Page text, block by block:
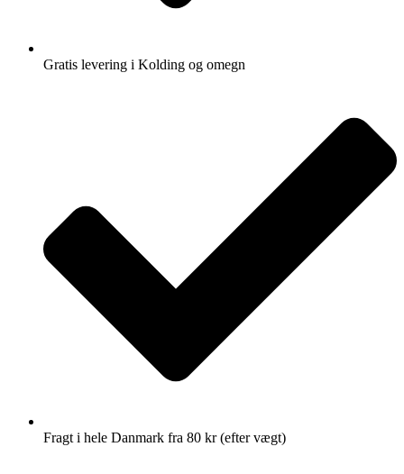
Gratis levering i Kolding og omegn
Fragt i hele Danmark fra 80 kr (efter vægt)